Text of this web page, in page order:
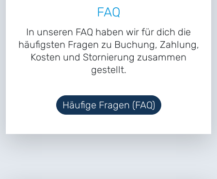
FAQ
In unseren FAQ haben wir für dich die
häufigsten Fragen zu Buchung, Zahlung,
Kosten und Stornierung zusammen
gestellt.
Häufige Fragen (FAQ)